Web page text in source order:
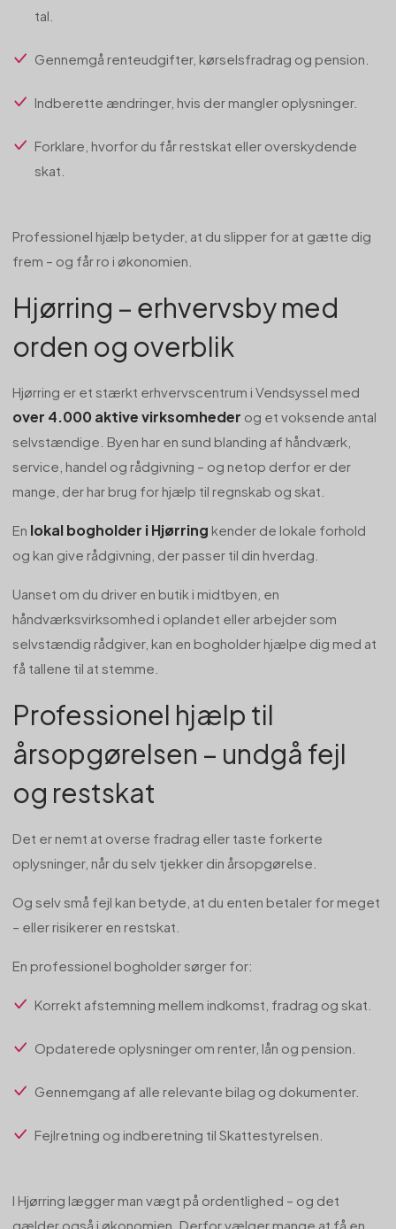
tal.
Gennemgå renteudgifter, kørselsfradrag og pension.
Indberette ændringer, hvis der mangler oplysninger.
Forklare, hvorfor du får restskat eller overskydende
skat.
Professionel hjælp betyder, at du slipper for at gætte dig
frem – og får ro i økonomien.
Hjørring – erhvervsby med
orden og overblik
Hjørring er et stærkt erhvervscentrum i Vendsyssel med
over 4.000 aktive virksomheder og et voksende antal
selvstændige. Byen har en sund blanding af håndværk,
service, handel og rådgivning – og netop derfor er der
mange, der har brug for hjælp til regnskab og skat.
En lokal bogholder i Hjørring kender de lokale forhold
og kan give rådgivning, der passer til din hverdag.
Uanset om du driver en butik i midtbyen, en
håndværksvirksomhed i oplandet eller arbejder som
selvstændig rådgiver, kan en bogholder hjælpe dig med at
få tallene til at stemme.
Professionel hjælp til
årsopgørelsen – undgå fejl
og restskat
Det er nemt at overse fradrag eller taste forkerte
oplysninger, når du selv tjekker din årsopgørelse.
Og selv små fejl kan betyde, at du enten betaler for meget
– eller risikerer en restskat.
En professionel bogholder sørger for:
Korrekt afstemning mellem indkomst, fradrag og skat.
Opdaterede oplysninger om renter, lån og pension.
Gennemgang af alle relevante bilag og dokumenter.
Fejlretning og indberetning til Skattestyrelsen.
I Hjørring lægger man vægt på ordentlighed – og det
gælder også i økonomien. Derfor vælger mange at få en